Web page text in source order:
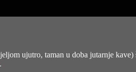
ujutro, taman u doba jutarnje
.